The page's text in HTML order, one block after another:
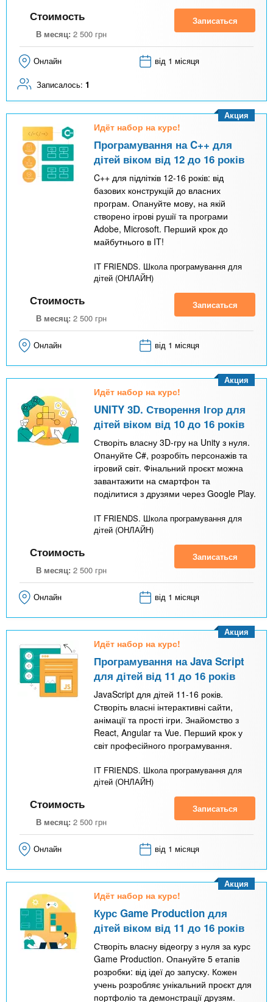
к
а
)
Стоимость
В месяц: 2 500 грн
Записаться
Онлайн від 1 місяця
Записалось: 1
Идёт набор на курс!
Програмування на C++ для
дітей віком від 12 до 16 років
C++ для підлітків 12-16 років: від
базових конструкцій до власних
програм. Опануйте мову, на якій
створено ігрові рушії та програми
Adobe, Microsoft. Перший крок до
майбутнього в IT!
IT FRIENDS. Школа програмування для
дітей (ОНЛАЙН)
Акция
Стоимость
В месяц: 2 500 грн
Записаться
Онлайн від 1 місяця
Идёт набор на курс!
UNITY 3D. Створення Ігор для
дітей віком від 10 до 16 років
Створіть власну 3D-гру на Unity з нуля.
Опануйте C#, розробіть персонажів та
ігровий світ. Фінальний проєкт можна
завантажити на смартфон та
поділитися з друзями через Google Play.
IT FRIENDS. Школа програмування для
дітей (ОНЛАЙН)
Акция
Стоимость
В месяц: 2 500 грн
Записаться
Онлайн від 1 місяця
Идёт набор на курс!
Програмування на Java Script
для дітей від 11 до 16 років
JavaScript для дітей 11-16 років.
Створіть власні інтерактивні сайти,
анімації та прості ігри. Знайомство з
React, Angular та Vue. Перший крок у
світ професійного програмування.
IT FRIENDS. Школа програмування для
дітей (ОНЛАЙН)
Акция
Стоимость
В месяц: 2 500 грн
Записаться
Онлайн від 1 місяця
Идёт набор на курс!
Курс Game Production для
дітей віком від 11 до 16 років
Створіть власну відеогру з нуля за курс
Game Production. Опануйте 5 етапів
розробки: від ідеї до запуску. Кожен
учень розробляє унікальний проєкт для
портфоліо та демонстрації друзям.
Акция